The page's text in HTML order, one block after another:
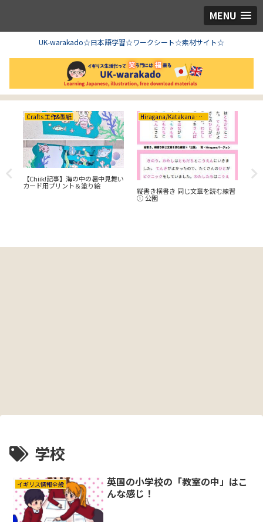
MENU
UK-warakado☆日本語学習☆ワークシート☆素材サイト☆
Crafts 工作&型紙
【Chiik!記事】海の中の暑中見舞い
カード用プリント＆塗り絵
Hiragana/Katakana ひらがな/カタカナ
縦書き横書き 同じ文章を読む練習
① 公園
学校
イギリス情報全般
英国の小学校の「教室の中」はこ
んな感じ！